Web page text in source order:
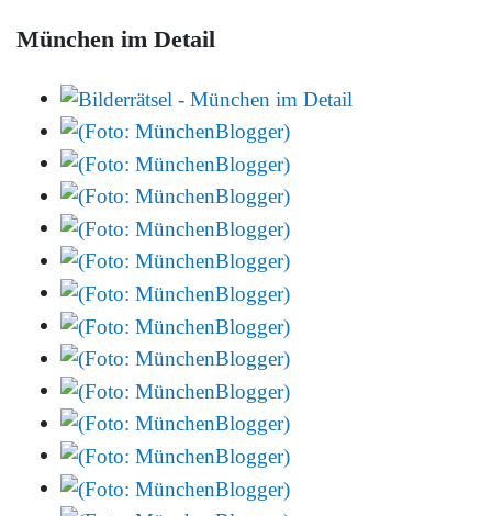
München im Detail